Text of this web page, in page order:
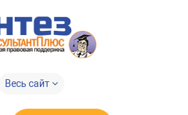
Весь сайт